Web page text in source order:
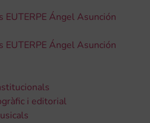
EUTERPE Ángel Asunción
EUTERPE Ángel Asunción
i editorial